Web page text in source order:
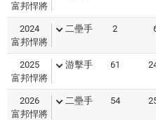
富邦悍將
2024
富邦悍將
二壘手 2
2025
富邦悍將
游擊手 61
2026
富邦悍將
二壘手 54